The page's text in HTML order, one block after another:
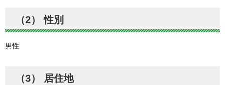
（2） 性別
男性
（3） 居住地